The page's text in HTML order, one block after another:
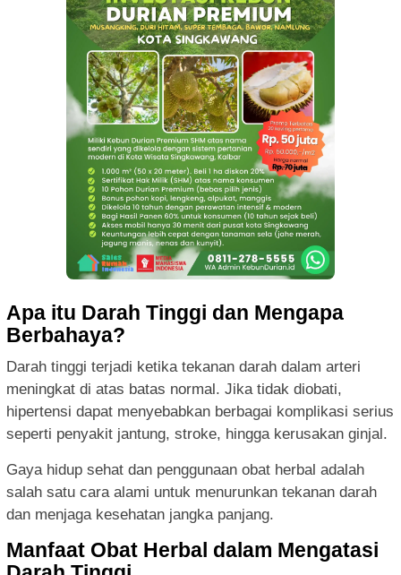
Apa itu Darah Tinggi dan Mengapa
Berbahaya?
Darah tinggi terjadi ketika tekanan darah dalam arteri
meningkat di atas batas normal. Jika tidak diobati,
hipertensi dapat menyebabkan berbagai komplikasi serius
seperti penyakit jantung, stroke, hingga kerusakan ginjal.
Gaya hidup sehat dan penggunaan obat herbal adalah
salah satu cara alami untuk menurunkan tekanan darah
dan menjaga kesehatan jangka panjang.
Manfaat Obat Herbal dalam Mengatasi